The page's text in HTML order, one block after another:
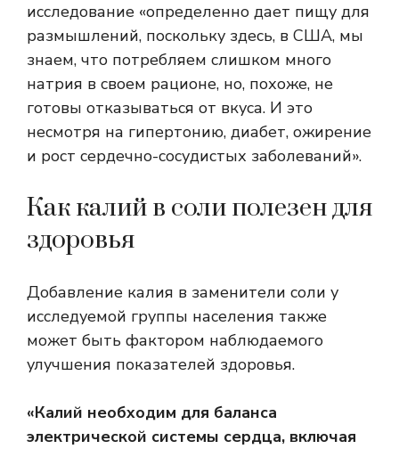
исследование «определенно дает пищу для
размышлений, поскольку здесь, в США, мы
знаем, что потребляем слишком много
натрия в своем рационе, но, похоже, не
готовы отказываться от вкуса. И это
несмотря на гипертонию, диабет, ожирение
и рост сердечно-сосудистых заболеваний».
Как калий в соли полезен для
здоровья
Добавление калия в заменители соли у
исследуемой группы населения также
может быть фактором наблюдаемого
улучшения показателей здоровья.
«Калий необходим для баланса
электрической системы сердца, включая